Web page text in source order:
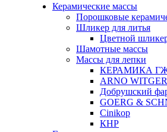
Керамические массы
Порошковые
Шликер для литья
Цветной
Шамотные массы
Массы для лепки
КЕРАМИКА
ARNO
Добрушский
GOERG &
Cinikop
КНР